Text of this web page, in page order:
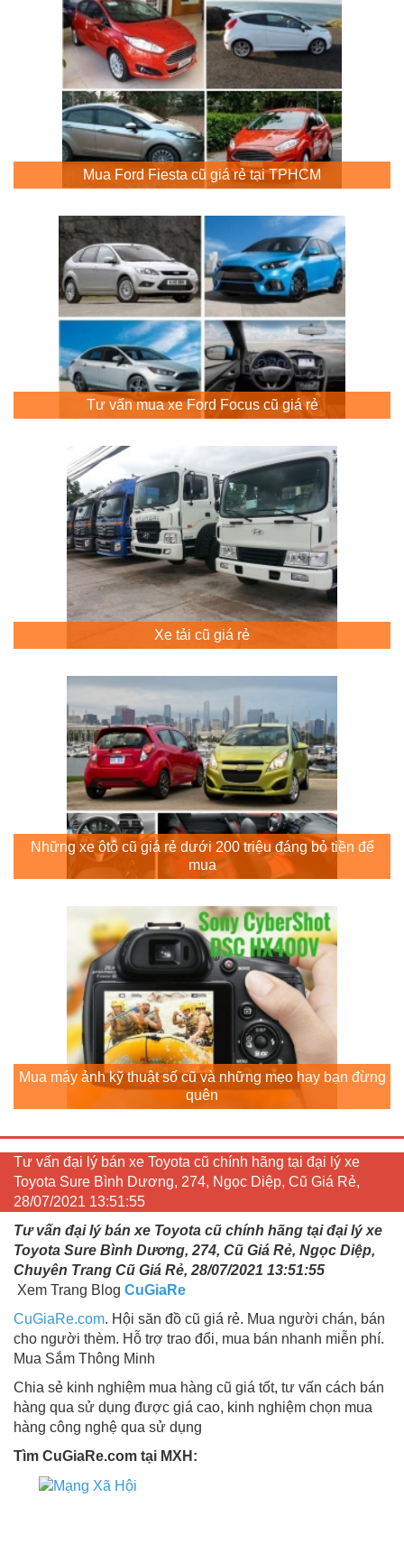
Mua Ford Fiesta cũ giá rẻ tại TPHCM
Tư vấn mua xe Ford Focus cũ giá rẻ
Xe tải cũ giá rẻ
Những xe ôtô cũ giá rẻ dưới 200 triệu đáng bỏ tiền để
mua
Mua máy ảnh kỹ thuật số cũ và những mẹo hay bạn đừng
quên
Tư vấn đại lý bán xe Toyota cũ chính hãng tại đại lý xe
Toyota Sure Bình Dương, 274, Ngọc Diệp, Cũ Giá Rẻ,
28/07/2021 13:51:55
Tư vấn đại lý bán xe Toyota cũ chính hãng tại đại lý xe
Toyota Sure Bình Dương, 274, Cũ Giá Rẻ, Ngọc Diệp,
Chuyên Trang Cũ Giá Rẻ, 28/07/2021 13:51:55
Xem Trang Blog CuGiaRe
CuGiaRe.com. Hội săn đồ cũ giá rẻ. Mua người chán, bán
cho người thèm. Hỗ trợ trao đổi, mua bán nhanh miễn phí.
Mua Sắm Thông Minh
Chia sẻ kinh nghiệm mua hàng cũ giá tốt, tư vấn cách bán
hàng qua sử dụng được giá cao, kinh nghiệm chọn mua
hàng công nghệ qua sử dụng
Tìm CuGiaRe.com tại MXH: